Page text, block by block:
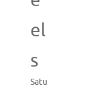
el
s
Satu